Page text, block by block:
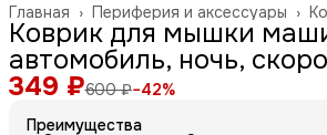
Периферия и аксессуары ›
Главная ›
Коврик для мышки
автомобиль, ночь,
349 ₽600 ₽−42%
Преимущества